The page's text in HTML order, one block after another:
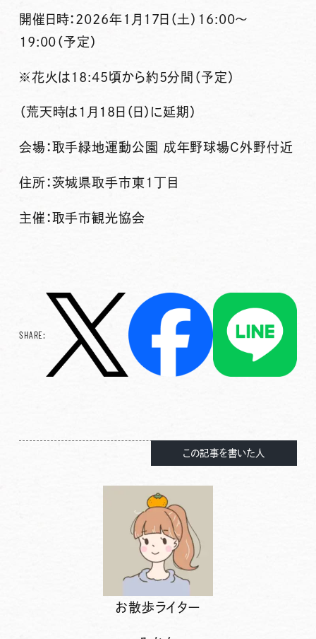
開催日時：2026年1月17日（土）16:00～
19:00（予定）
※花火は18:45頃から約5分間（予定）
（荒天時は1月18日（日）に延期）
会場：取手緑地運動公園 成年野球場C外野付近
住所：茨城県取手市東1丁目
主催 ：取手市観光協会
SHARE:
この記事を書いた人
お散歩ライター